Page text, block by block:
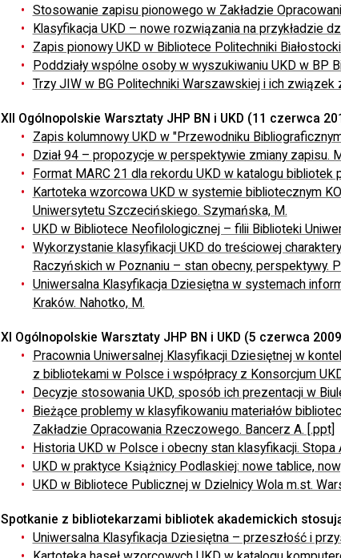
Stosowanie zapisu pionowego w Zakładzie
Klasyfikacja UKD – nowe rozwiązania na przykładzie
Zapis pionowy UKD w Bibliotece Politechniki
Poddziały wspólne osoby w wyszukiwaniu UKD w BP
Trzy JIW w BG Politechniki Warszawskiej i ich związek
XII Ogólnopolskie Warsztaty JHP BN i UKD (11 czerwca
Zapis kolumnowy UKD w "Przewodniku
Dział 94 – propozycje w perspektywie zmiany zapisu.
Format MARC 21 dla rekordu UKD w katalogu bibliotek
Kartoteka wzorcowa UKD w systemie bibliotecznym
Uniwersytetu Szczecińskiego. Szymańska, M.
UKD w Bibliotece Neofilologicznej – filii Biblioteki
Wykorzystanie klasyfikacji UKD do treściowej
Raczyńskich w Poznaniu – stan obecny, perspektywy.
Uniwersalna Klasyfikacja Dziesiętna w systemach
Kraków. Nahotko, M.
XI Ogólnopolskie Warsztaty JHP BN i UKD (5 czerwca
Pracownia Uniwersalnej Klasyfikacji Dziesiętnej w
z bibliotekami w Polsce i współpracy z Konsorcjum
Decyzje stosowania UKD, sposób ich prezentacji w
Bieżące problemy w klasyfikowaniu materiałów
Zakładzie Opracowania Rzeczowego. Bancerz A. [.ppt]
Historia UKD w Polsce i obecny stan klasyfikacji. Stopa
UKD w praktyce Książnicy Podlaskiej: nowe tablice,
UKD w Bibliotece Publicznej w Dzielnicy Wola m.st.
Spotkanie z bibliotekarzami bibliotek akademickich
Uniwersalna Klasyfikacja Dziesiętna – przeszłość i